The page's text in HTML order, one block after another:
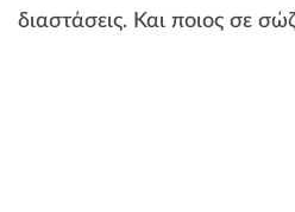
διαστάσεις. Και ποιος σε